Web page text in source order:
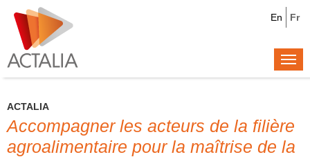
Fr
En
ACTALIA
Accompagner les acteurs de la filière
agroalimentaire pour la maîtrise de la